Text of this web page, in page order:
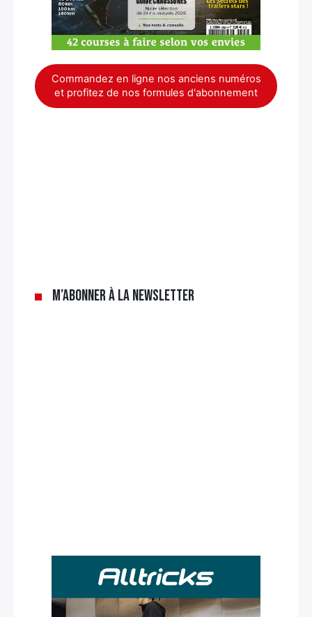
Commandez en ligne nos anciens numéros
et profitez de nos formules d'abonnement
M’abonner à la newsletter